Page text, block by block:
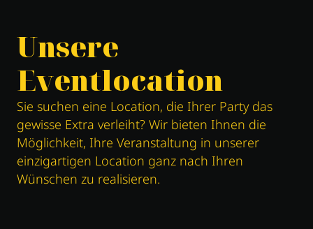
Unsere
Eventlocation
Sie suchen eine Location, die Ihrer Party das
gewisse Extra verleiht? Wir bieten Ihnen die
Möglichkeit, Ihre Veranstaltung in unserer
einzigartigen Location ganz nach Ihren
Wünschen zu realisieren.